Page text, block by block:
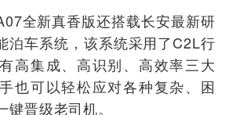
全新真香版还搭载长安最新研
泊车系统，该系统采用了C2L行
高集成、高识别、高效率三大
也可以轻松应对各种复杂、困
晋级老司机。